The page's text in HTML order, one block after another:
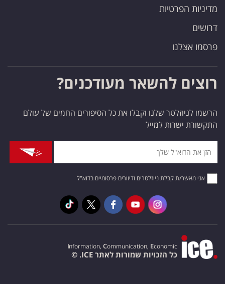
מדיניות הפרטיות
דרושים
פרסמו אצלנו
רוצים להשאר מעודכנים?
הרשמו לניוזלטר שלנו וקבלו את כל הסיפורים החמים של עולם
התקשורת ישרות למייל
אני מאשר/ת קבלת ניוזלטרים ודיוורים פרסומיים בדוא"ל
Information, Communication, Economic
כל הזכויות שמורות לאתר ICE. ©